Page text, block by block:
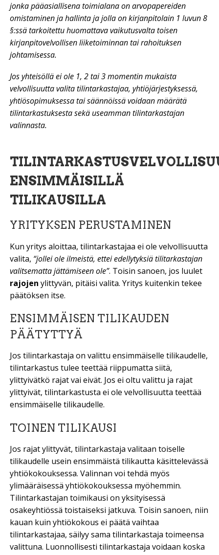
jonka pääasiallisena toimialana on arvopapereiden
omistaminen ja hallinta ja jolla on kirjanpitolain 1 luvun 8
§:ssä tarkoitettu huomattava vaikutusvalta toisen
kirjanpitovelvollisen liiketoiminnan tai rahoituksen
johtamisessa.
Jos yhteisöllä ei ole 1, 2 tai 3 momentin mukaista
velvollisuutta valita tilintarkastajaa, yhtiöjärjestyksessä,
yhtiösopimuksessa tai säännöissä voidaan määrätä
tilintarkastuksesta sekä useamman tilintarkastajan
valinnasta.
ENSIMMÄISILLÄ
TILIKAUSILLA
YRITYKSEN PERUSTAMINEN
Kun yritys aloittaa, tilintarkastajaa ei ole velvollisuutta
valita, “jollei ole ilmeistä, ettei edellytyksiä tilitarkastajan
valitsematta jättämiseen ole”. Toisin sanoen, jos luulet
rajojen ylittyvän, pitäisi valita. Yritys kuitenkin tekee
päätöksen itse.
ENSIMMÄISEN TILIKAUDEN
PÄÄTYTTYÄ
Jos tilintarkastaja on valittu ensimmäiselle tilikaudelle,
tilintarkastus tulee teettää riippumatta siitä,
ylittyivätkö rajat vai eivät. Jos ei oltu valittu ja rajat
ylittyivät, tilintarkastusta ei ole velvollisuutta teettää
ensimmäiselle tilikaudelle.
TOINEN TILIKAUSI
Jos rajat ylittyvät, tilintarkastaja valitaan toiselle
tilikaudelle usein ensimmäistä tilikautta käsittelevässä
yhtiökokouksessa. Valinnan voi tehdä myös
ylimääräisessä yhtiökokouksessa myöhemmin.
Tilintarkastajan toimikausi on yksityisessä
osakeyhtiössä toistaiseksi jatkuva. Toisin sanoen, niin
kauan kuin yhtiökokous ei päätä vaihtaa
tilintarkastajaa, säilyy sama tilintarkastaja toimeensa
valittuna. Luonnollisesti tilintarkastaja voidaan koska